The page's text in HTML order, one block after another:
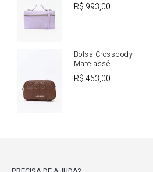
R$ 993,00
Bolsa Crossbody
Matelassê
R$463,00